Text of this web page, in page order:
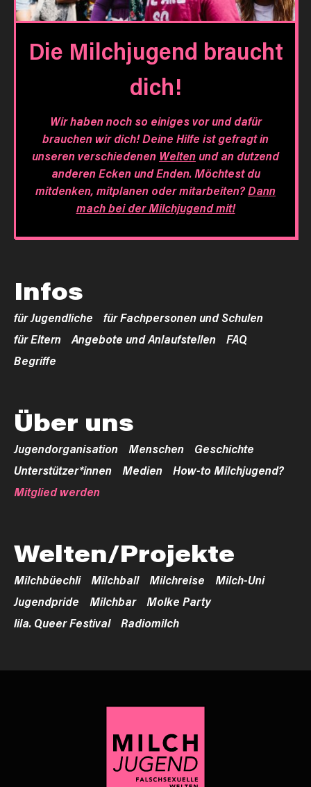
Die Milchjugend braucht
dich!
Wir haben noch so einiges vor und dafür
brauchen wir dich! Deine Hilfe ist gefragt in
unseren verschiedenen Weltenund an dutzend
anderen Ecken und Enden. Möchtest du
mitdenken, mitplanen oder mitarbeiten?Dann
mach bei der Milchjugend mit!
Infos
für Jugendliche
für Fachpersonen und Schulen
für Eltern
Angebote und Anlaufstellen
FAQ
Begriffe
Über uns
Jugendorganisation Menschen
Geschichte
Unterstützer*innen
Medien
How-to Milchjugend?
Mitglied werden
Welten/Projekte
Milchbüechli Milchball Milchreise
Milch-Uni
Jugendpride
Milchbar
Molke Party
lila. Queer Festival
Radiomilch